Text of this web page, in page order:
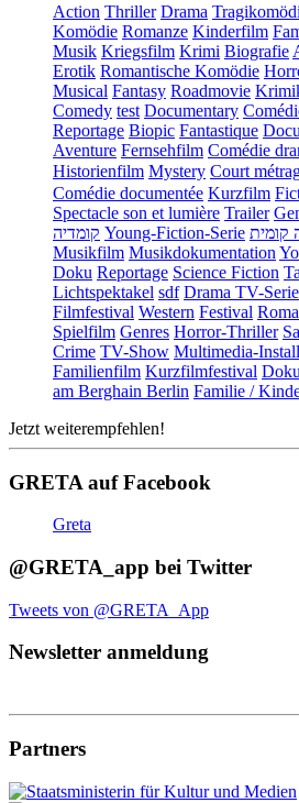
Action Thriller Drama
Komödie Romanze Kinderfilm
Musik Kriegsfilm Krimi Biografie
Erotik Romantische Komödie
Musical Fantasy Roadmovie
Comedy test Documentary
Reportage Biopic Fantastique
Aventure Fernsehfilm Comédie
Historienfilm Mystery Court
Comédie documentée Kurzfilm
Spectacle son et lumière Trailer
קומדיה Young-Fiction-Serie קומית
Musikfilm Musikdokumentation
Doku Reportage Science Fiction
Lichtspektakel sdf Drama TV-Serie
Filmfestival Western Festival
Spielfilm Genres Horror-Thriller
Crime TV-Show Multimedia-
Familienfilm Kurzfilmfestival
am Berghain Berlin Familie /
Jetzt weiterempfehlen!
GRETA auf Facebook
Greta
@GRETA_app bei Twitter
Tweets von @GRETA_App
Newsletter anmeldung
Partners